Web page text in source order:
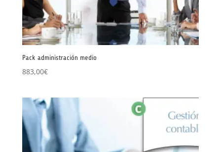
Pack administración medio
883,00€